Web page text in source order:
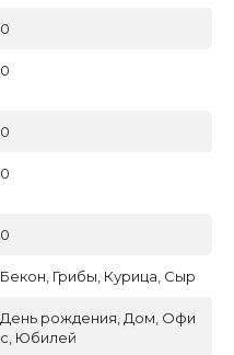
0
0
0
0
0
Бекон, Грибы, Курица, Сыр
День рождения, Дом, Офи
с, Юбилей